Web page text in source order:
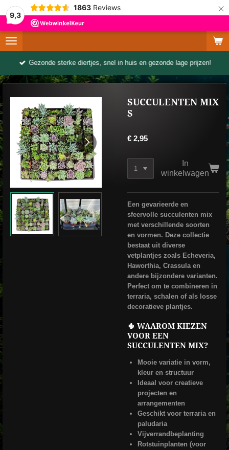
9,3
1863 Reviews ×
Gezonde sterke diertjes, snel in huis en gezonde lage prijzen!
SUCCULENTEN MIX
S
€ 2,95
In
winkelwagen
Een gevarieerde en
sfeervolle succulenten mix
met verschillende soorten
en vormen. Deze collectie
bestaat uit diverse
vetplantjes zoals Echeveria,
Haworthia, Crassula en
andere bijzondere varianten.
Perfect om te combineren in
terraria, schalen of als losse
decoratieve plantjes.
🌵 WAAROM KIEZEN
VOOR EEN
SUCCULENTEN MIX?
Mooie variatie in vorm,
kleur en structuur
Ideaal voor creatieve
projecten en
arrangementen
Geschikt voor terraria en
paludaria
Vijverrandbeplanting
Rotstuinplanten (voor